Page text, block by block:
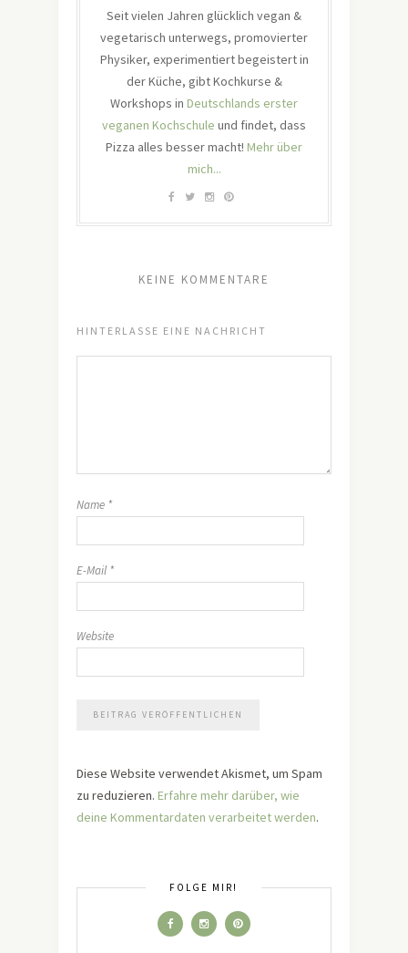
Seit vielen Jahren glücklich vegan &
vegetarisch unterwegs, promovierter
Physiker, experimentiert begeistert in
der Küche, gibt Kochkurse &
Workshops in Deutschlands erster
veganen Kochschule und findet, dass
Pizza alles besser macht! Mehr über
mich...
KEINE KOMMENTARE
HINTERLASSE EINE NACHRICHT
Name *
E-Mail *
Website
Diese Website verwendet Akismet, um Spam
zu reduzieren. Erfahre mehr darüber, wie
deine Kommentardaten verarbeitet werden.
FOLGE MIR!